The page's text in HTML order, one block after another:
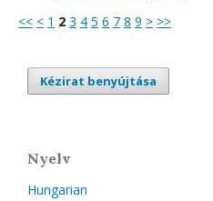
<< < 1 2 3 4 5 6 7 8 9 > >>
Kézirat benyújtása
Nyelv
Hungarian